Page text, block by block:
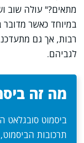
מתאים?" עולה שוב
במיוחד כאשר
רבות, אך גם
לגביהם.
מה זה
ביסמוט סובגלאט
תרכובות